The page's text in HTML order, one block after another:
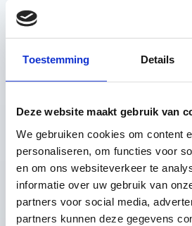
Toestemming Details
Deze website maakt gebruik van
We gebruiken cookies om content
personaliseren, om functies voor
en om ons websiteverkeer te
informatie over uw gebruik van
partners voor social media,
partners kunnen deze gegevens
de
_ga_#
Google
Gebruikt
apparaat
gedrag